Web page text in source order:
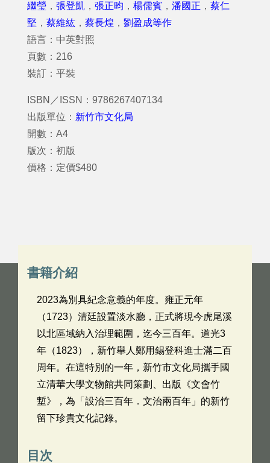
繼瑩 ， 張登凱 ， 張正昀 ， 楊儒賓 ， 潘國正 ， 蔡仁
堅 ， 蔡維紘 ， 蔡長煌 ， 劉盈成等作
語言：中英對照
頁數：216
裝訂：平裝
ISBN／ISSN：9786267407134
出版單位： 新竹市文化局
開數：A4
版次：初版
價格：定價$480
書籍介紹
2023為別具紀念意義的年度。雍正元年
（1723）清廷設置淡水廳，正式將現今虎尾溪
以北區域納入治理範圍，迄今三百年。道光3
年（1823），新竹舉人鄭用錫登科進士滿二百
周年。在這特別的一年，新竹市文化局攜手國
立清華大學文物館共同策劃、出版《文會竹
塹》，為「設治三百年．文治兩百年」的新竹
留下珍貴文化記錄。
目次